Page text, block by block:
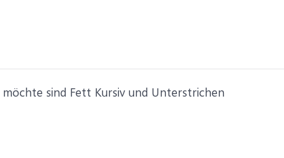
sind Fett Kursiv und Unterstrichen